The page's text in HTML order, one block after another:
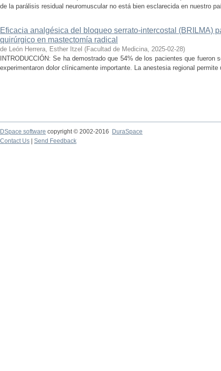
de la parálisis residual neuromuscular no está bien esclarecida en nuestro
Eficacia analgésica del bloqueo serrato-intercostal (BRILMA)
quirúrgico en mastectomía radical
de León Herrera, Esther Itzel (Facultad de Medicina, 2025-02-28)
INTRODUCCIÓN: Se ha demostrado que 54% de los pacientes que
experimentaron dolor clínicamente importante. La anestesia regional
DSpace software copyright © 2002-2016
DuraSpace
Contact Us
Send Feedback